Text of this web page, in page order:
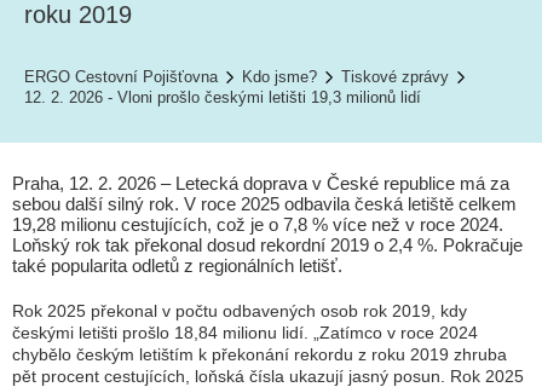
roku 2019
ERGO Cestovní Pojišťovna Kdo jsme?
Tiskové zprávy
12. 2. 2026 - Vloni prošlo českými letišti 19,3 milionů lidí
Praha, 12. 2. 2026 – Letecká doprava v České republice má za
sebou další silný rok. V roce 2025 odbavila česká letiště celkem
19,28 milionu cestujících, což je o 7,8 % více než v roce 2024.
Loňský rok tak překonal dosud rekordní 2019 o 2,4 %. Pokračuje
také popularita odletů z regionálních letišť.
Rok 2025 překonal v počtu odbavených osob rok 2019, kdy
českými letišti prošlo 18,84 milionu lidí. „Zatímco v roce 2024
chybělo českým letištím k překonání rekordu z roku 2019 zhruba
pět procent cestujících, loňská čísla ukazují jasný posun. Rok 2025